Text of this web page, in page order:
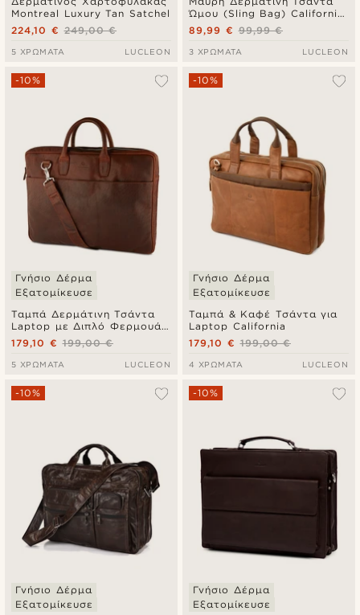
Montreal Luxury Tan Satchel
249,00 €
224,10 €
5 ΧΡΏΜΑΤΑ LUCLEON
Ώμου (Sling Bag) California
Mini
99,99 €
89,99 €
3 ΧΡΏΜΑΤΑ LUCLEON
Ταμπά Δερμάτινη Τσάντα
Laptop με Διπλό Φερμουάρ
Montreal Executive
-10%
Γνήσιο Δέρμα
Εξατομίκευσε
199,00 €
179,10 €
5 ΧΡΏΜΑΤΑ LUCLEON
Ταμπά & Καφέ Τσάντα για
Laptop California
-10%
Γνήσιο Δέρμα
Εξατομίκευσε
199,00 €
179,10 €
4 ΧΡΏΜΑΤΑ LUCLEON
-10%
Γνήσιο Δέρμα
Εξατομίκευσε
-10%
Γνήσιο Δέρμα
Εξατομίκευσε